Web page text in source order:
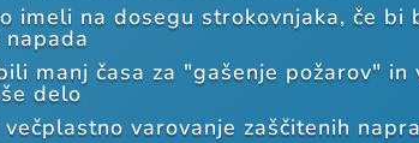
imeli na dosegu strokovnjaka, če bi
manj časa za "gašenje požarov" in
delo
varovanje zaščitenih